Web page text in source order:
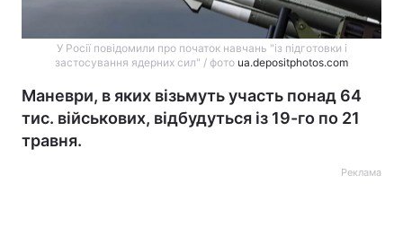
У Росії повідомили про початок навчань "із підготовки і
застосування ядерних сил" / фото ua.depositphotos.com
Маневри, в яких візьмуть участь понад 64
тис. військових, відбудуться із 19-го по 21
травня.
Реклама